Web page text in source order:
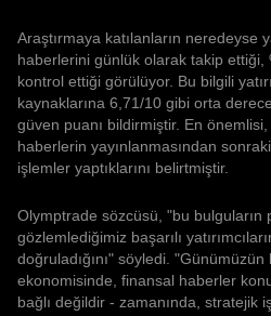
Araştırmaya katılanların neredeyse
haberlerini günlük olarak takip ettiği,
kontrol ettiği görülüyor. Bu bilgili
kaynaklarına 6,71/10 gibi orta
güven puanı bildirmiştir. En önemlisi,
haberlerin yayınlanmasından
işlemler yaptıklarını belirtmiştir.
Olymptrade sözcüsü, "bu bulguların
gözlemlediğimiz başarılı
doğruladığını" söyledi.
ekonomisinde, finansal haberler
bağlı değildir - zamanında, stratejik